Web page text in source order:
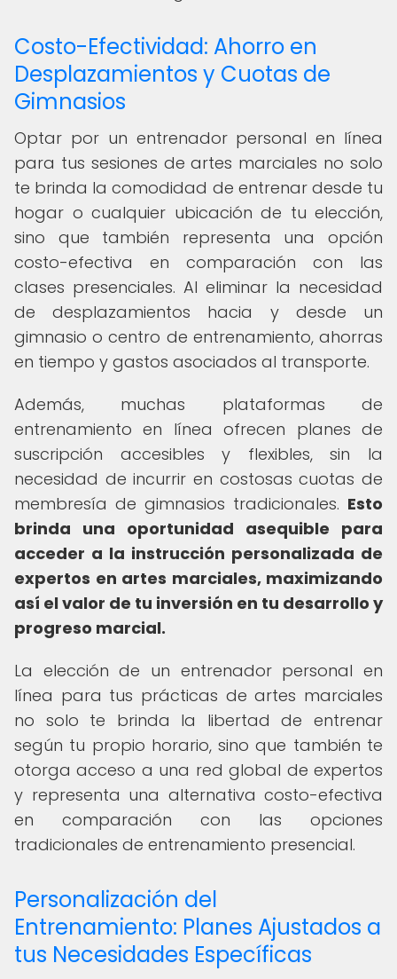
Costo-Efectividad: Ahorro en
Desplazamientos y Cuotas de
Gimnasios
Optar por un entrenador personal en línea
para tus sesiones de artes marciales no solo
te brinda la comodidad de entrenar desde tu
hogar o cualquier ubicación de tu elección,
sino que también representa una opción
costo-efectiva en comparación con las
clases presenciales. Al eliminar la necesidad
de desplazamientos hacia y desde un
gimnasio o centro de entrenamiento, ahorras
en tiempo y gastos asociados al transporte.
Además, muchas plataformas de
entrenamiento en línea ofrecen planes de
suscripción accesibles y flexibles, sin la
necesidad de incurrir en costosas cuotas de
membresía de gimnasios tradicionales. Esto
brinda una oportunidad asequible para
acceder a la instrucción personalizada de
expertos en artes marciales, maximizando
así el valor de tu inversión en tu desarrollo y
progreso marcial.
La elección de un entrenador personal en
línea para tus prácticas de artes marciales
no solo te brinda la libertad de entrenar
según tu propio horario, sino que también te
otorga acceso a una red global de expertos
y representa una alternativa costo-efectiva
en comparación con las opciones
tradicionales de entrenamiento presencial.
Personalización del
Entrenamiento: Planes Ajustados a
tus Necesidades Específicas